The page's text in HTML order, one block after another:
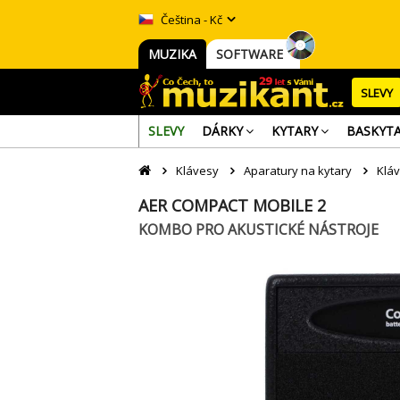
Čeština - Kč
MUZIKA SOFTWARE
SLEVY
SLEVY DÁRKY KYTARY
Klávesy Aparatury na kytary
AER COMPACT MOBILE 2
KOMBO PRO AKUSTICKÉ NÁSTROJE